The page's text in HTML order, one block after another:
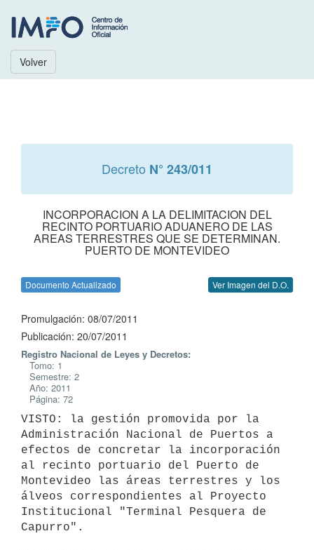
Volver
Decreto N° 243/011
INCORPORACION A LA DELIMITACION DEL
RECINTO PORTUARIO ADUANERO DE LAS
AREAS TERRESTRES QUE SE DETERMINAN.
PUERTO DE MONTEVIDEO
Documento Actualizado Ver Imagen del D.O.
Promulgación: 08/07/2011
Publicación: 20/07/2011
Registro Nacional de Leyes y Decretos:
Tomo: 1
Semestre: 2
Año: 2011
Página: 72
VISTO: la gestión promovida por la
Administración Nacional de Puertos a
efectos de concretar la incorporación
al recinto portuario del Puerto de
Montevideo las áreas terrestres y los
álveos correspondientes al Proyecto
Institucional "Terminal Pesquera de
Capurro".